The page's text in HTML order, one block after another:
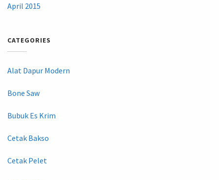
April 2015
CATEGORIES
Alat Dapur Modern
Bone Saw
Bubuk Es Krim
Cetak Bakso
Cetak Pelet